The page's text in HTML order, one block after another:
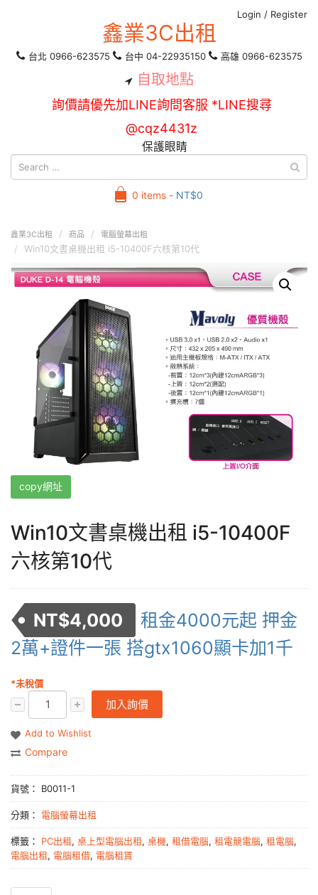
Login / Register
鑫業3C出租
台北 0966-623575 台中 04-22935150 高雄 0966-623575
自取地點
詢價請優先加LINE詢問客服 *LINE搜尋
@cqz4431z
保護眼睛
0 items - NT$0
鑫業3C出租 商品 電腦螢幕出租
Win10文書桌機出租 i5-10400F六核第10代
copy網址
Win10文書桌機出租 i5-10400F
六核第10代
NT$4,000
租金4000元起 押金
2萬+證件一張 搭gtx1060顯卡加1千
*未稅價
加入詢價
Add to Wishlist
Compare
貨號： B0011-1
分類： 電腦螢幕出租
標籤： PC出租, 桌上型電腦出租, 桌機, 租借電腦, 租電競電腦, 租電腦,
電腦出租, 電腦租借, 電腦租賃